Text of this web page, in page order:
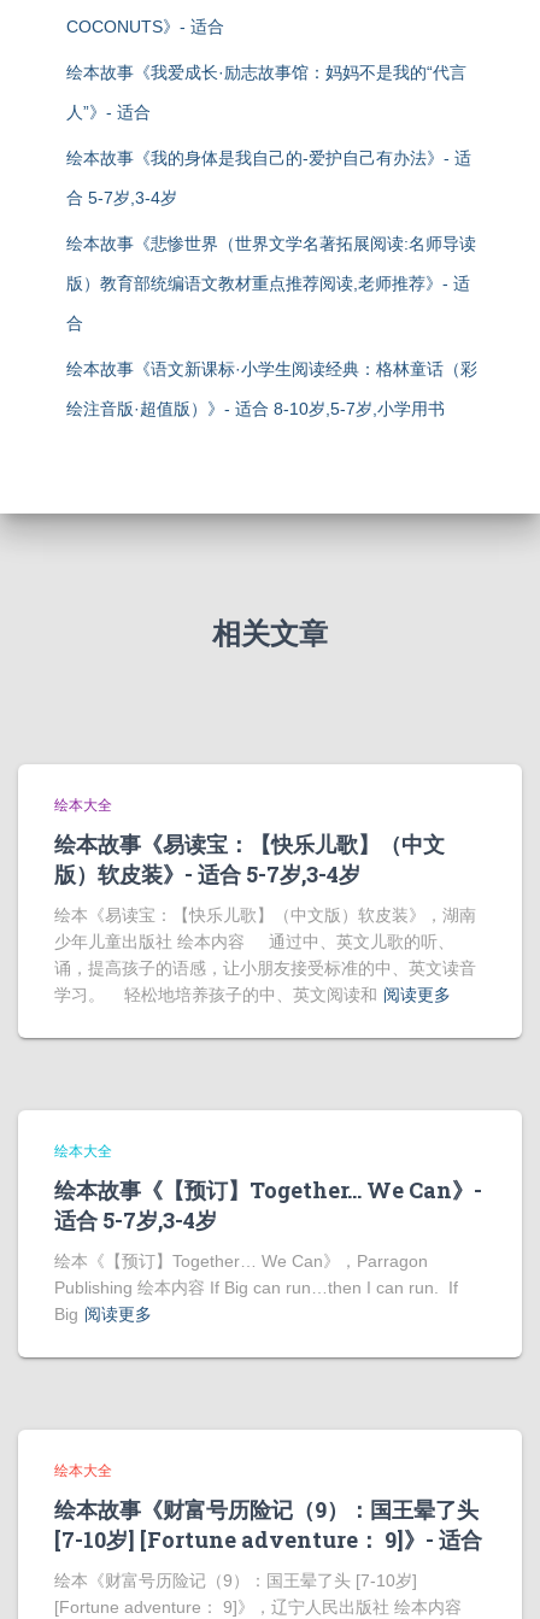
COCONUTS》- 适合
绘本故事《我爱成长·励志故事馆：妈妈不是我的“代言
人”》- 适合
绘本故事《我的身体是我自己的-爱护自己有办法》- 适
合 5-7岁,3-4岁
绘本故事《悲惨世界（世界文学名著拓展阅读:名师导读
版）教育部统编语文教材重点推荐阅读,老师推荐》- 适
合
绘本故事《语文新课标·小学生阅读经典：格林童话（彩
绘注音版·超值版）》- 适合 8-10岁,5-7岁,小学用书
相关文章
绘本大全
绘本故事《易读宝：【快乐儿歌】（中文
版）软皮装》- 适合 5-7岁,3-4岁
绘本《易读宝：【快乐儿歌】（中文版）软皮装》，湖南
少年儿童出版社 绘本内容 通过中、英文儿歌的听、
诵，提高孩子的语感，让小朋友接受标准的中、英文读音
学习。 轻松地培养孩子的中、英文阅读和 阅读更多
绘本大全
绘本故事《【预订】Together… We Can》-
适合 5-7岁,3-4岁
绘本《【预订】Together… We Can》，Parragon
Publishing 绘本内容 If Big can run…then I can run. If
Big 阅读更多
绘本大全
绘本故事《财富号历险记（9）：国王晕了头
[7-10岁] [Fortune adventure： 9]》- 适合
绘本《财富号历险记（9）：国王晕了头 [7-10岁]
[Fortune adventure： 9]》，辽宁人民出版社 绘本内容